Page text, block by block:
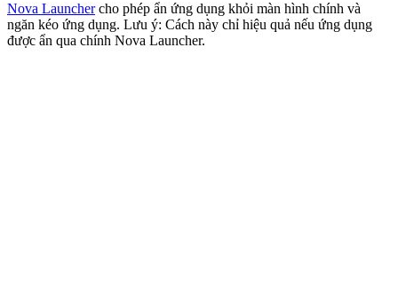
Nova Launchercho phép ẩn ứng dụng khỏi màn hình chính và
ngăn kéo ứng dụng. Lưu ý: Cách này chỉ hiệu quả nếu ứng dụng
được ẩn qua chính Nova Launcher.